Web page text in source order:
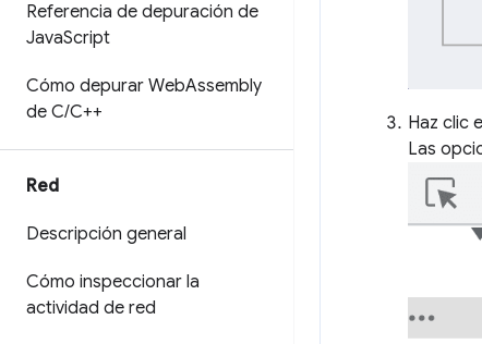
Referencia de depuración de
JavaScript
Cómo depurar WebAssembly
de C/C++
Red
Descripción general
Cómo inspeccionar la
actividad de red
Haz clic
Las